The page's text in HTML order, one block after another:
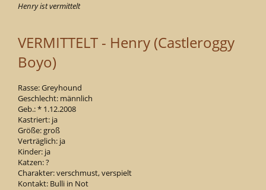
Henry ist vermittelt
VERMITTELT - Henry (Castleroggy
Boyo)
Rasse: Greyhound
Geschlecht: männlich
Geb.: * 1.12.2008
Kastriert: ja
Größe: groß
Verträglich: ja
Kinder: ja
Katzen: ?
Charakter: verschmust, verspielt
Kontakt: Bulli in Not